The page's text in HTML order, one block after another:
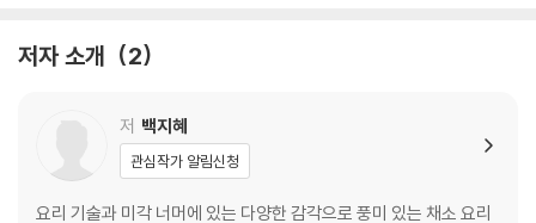
CHAPTER. 1
달걀장 스파게티
봄나물 알리오 올리오 스파게티
냉이 봉골레 링귀네
저자 소개 2
저 백지혜
관심작가 알림신청
요리 기술과 미각 너머에 있는 다양한 감각으로 풍미 있는 채소 요리